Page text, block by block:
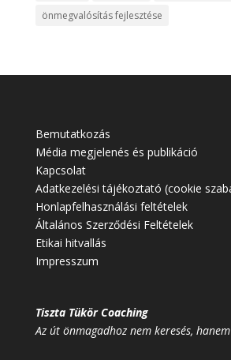
önmegvalósítás fejlesztése
Bemutatkozás
Média megjelenés és publikáció
Kapcsolat
Adatkezelési tájékoztató (cookie
Honlapfelhasználási feltételek
Általános Szerződési Feltételek
Etikai hitvallás
Impresszum
Tiszta Tükör Coaching
Az út önmagadhoz nem keresés,